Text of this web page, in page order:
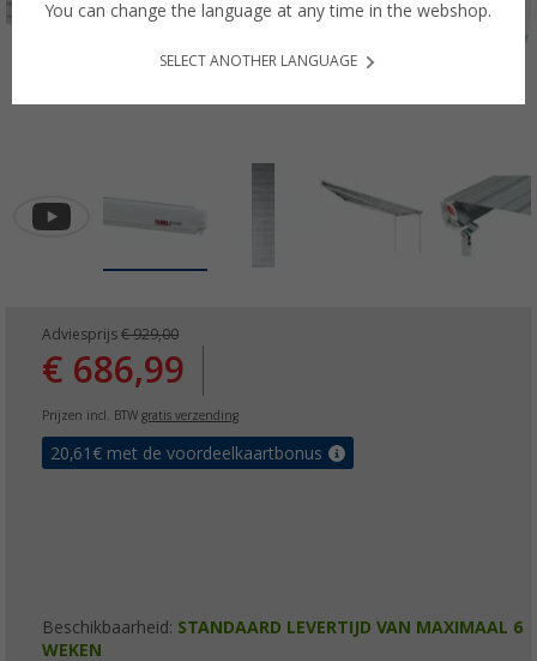
Adviesprijs € 929,00
€ 686,99
Prijzen incl. BTW gratis verzending
20,61 € met de voordeelkaartbonus
Beschikbaarheid: STANDAARD LEVERTIJD VAN MAXIMAAL 6
WEKEN
You can change the language at any time in the webshop.
SELECT ANOTHER LANGUAGE